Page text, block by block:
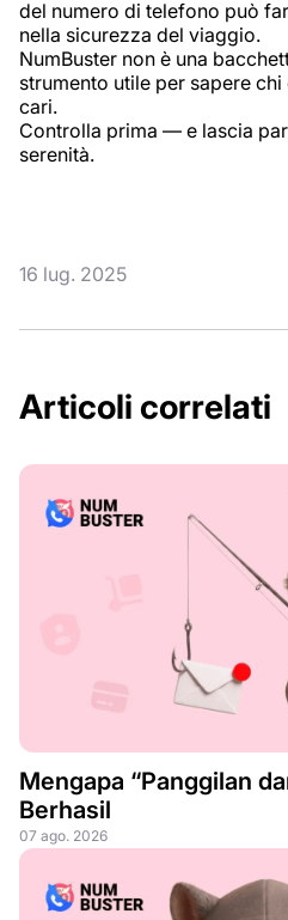
del numero di telefono può
nella sicurezza del viaggio.
NumBuster non è una
strumento utile per sapere
cari.
Controlla prima — e lascia
serenità.
16 lug. 2025
Articoli correlati
Mengapa “Panggilan
Berhasil
07 ago. 2026